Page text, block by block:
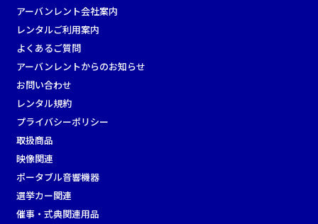
アーバンレント会社案内
レンタルご利用案内
よくあるご質問
アーバンレントからのお知らせ
お問い合わせ
レンタル規約
プライバシーポリシー
取扱商品
映像関連
ポータブル音響機器
選挙カー関連
催事・式典関連用品